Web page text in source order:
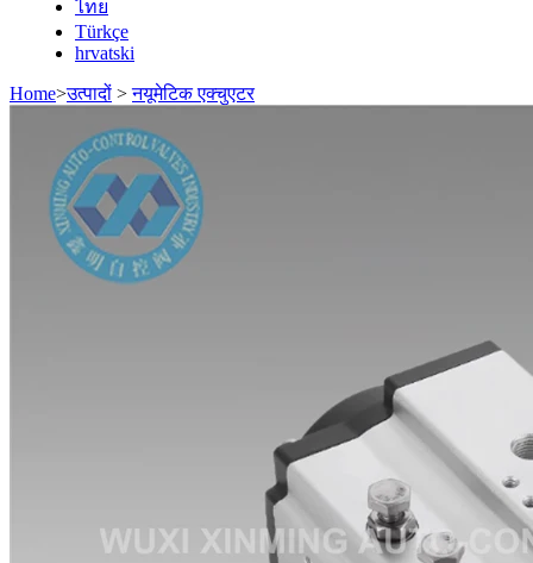
ไทย
Türkçe
hrvatski
Home>उत्पादों > नयूमेटिक एक्चुएटर